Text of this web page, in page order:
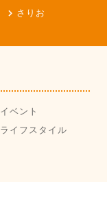
さりお
イベント
ライフスタイル